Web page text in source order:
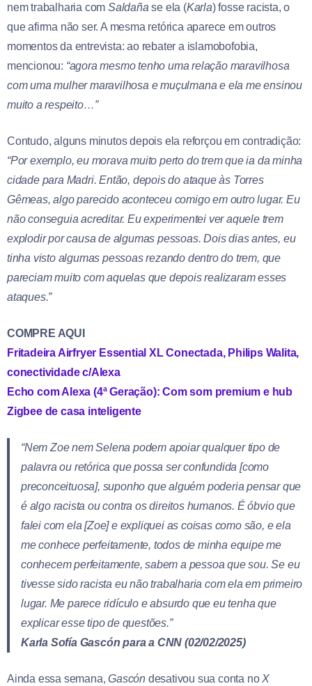
nem trabalharia comSaldaña se ela (Karla) fosse racista, o
que afirma não ser. A mesma retórica aparece em outros
momentos da entrevista: ao rebater a islamobofobia,
mencionou: “agora mesmo tenho uma relação maravilhosa
com uma mulher maravilhosa e muçulmana e ela me ensinou
muito a respeito…”
Contudo, alguns minutos depois ela reforçou em contradição:
“Por exemplo, eu morava muito perto do trem que ia da minha
cidade para Madri. Então, depois do ataque às Torres
Gêmeas, algo parecido aconteceu comigo em outro lugar. Eu
não conseguia acreditar. Eu experimentei ver aquele trem
explodir por causa de algumas pessoas. Dois dias antes, eu
tinha visto algumas pessoas rezando dentro do trem, que
pareciam muito com aquelas que depois realizaram esses
ataques.”
COMPRE AQUI
Fritadeira Airfryer Essential XL Conectada, Philips Walita,
conectividade c/Alexa
Echo com Alexa (4ª Geração): Com som premium e hub
Zigbee de casa inteligente
“Nem Zoe nem Selena podem apoiar qualquer tipo de
palavra ou retórica que possa ser confundida [como
preconceituosa], suponho que alguém poderia pensar que
é algo racista ou contra os direitos humanos. É óbvio que
falei com ela [Zoe] e expliquei as coisas como são, e ela
me conhece perfeitamente, todos de minha equipe me
conhecem perfeitamente, sabem a pessoa que sou. Se eu
tivesse sido racista eu não trabalharia com ela em primeiro
lugar. Me parece ridículo e absurdo que eu tenha que
explicar esse tipo de questões.”
Karla Sofía Gascón para a CNN (02/02/2025)
Ainda essa semana,Gascón desativou sua conta noX